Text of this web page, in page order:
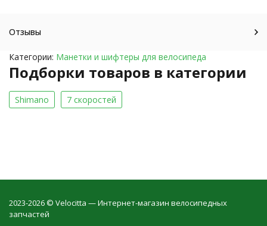
Отзывы
Категории: Манетки и шифтеры для велосипеда
Подборки товаров в категории
Shimano 7 скоростей
2023-2026 © Velocitta — Интернет-магазин велосипедных
запчастей